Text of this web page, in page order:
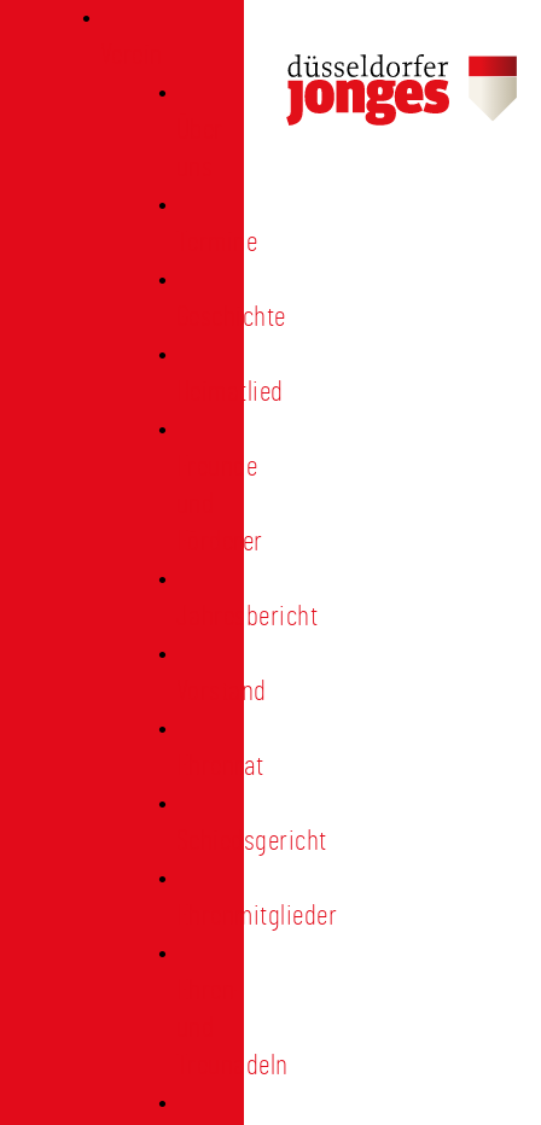
Termine
Geschichte
Heimatlied
Freunde
Förderer
Jahresbericht
Vorstand
Ehrenrat
Schiedsgericht
Ehrenmitglieder
Treunadeln